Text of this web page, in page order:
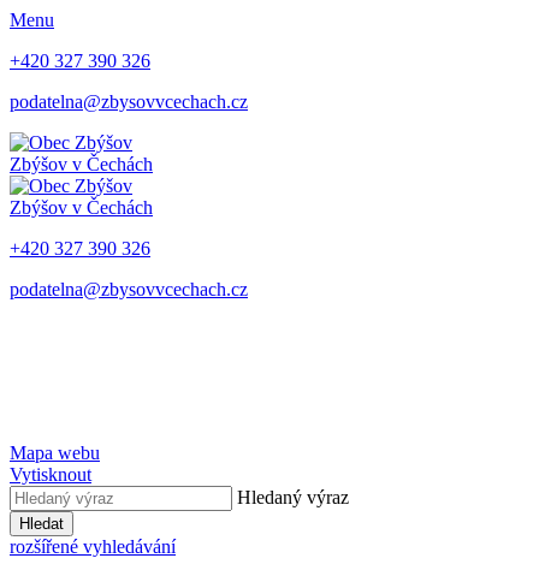
Menu
+420 327 390 326
podatelna@zbysovvcechach.cz
Zbýšov v Čechách
Zbýšov v Čechách
+420 327 390 326
podatelna@zbysovvcechach.cz
Mapa webu
Vytisknout
Hledaný výraz
Hledat
rozšířené vyhledávání